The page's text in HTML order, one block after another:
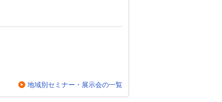
地域別セミナー・展示会の一覧